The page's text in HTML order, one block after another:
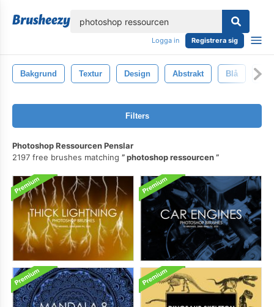
Logga in Registrera sig
Bakgrund Textur Design Abstrakt Blå
Filters
Photoshop Ressourcen Penslar
2197 free brushes matching
photoshop ressourcen